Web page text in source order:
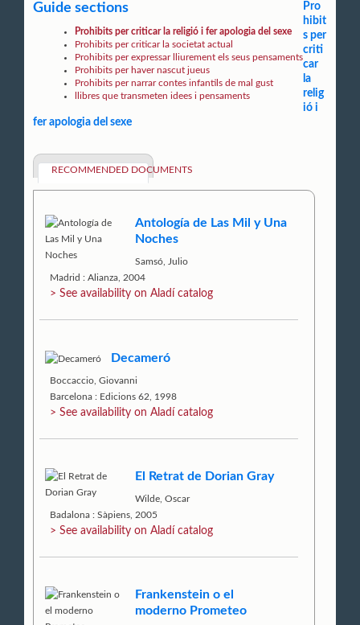
Guide sections
Prohibits per criticar la religió i fer apologia del sexe
Prohibits per criticar la societat actual
Prohibits per expressar lliurement els seus pensaments
Prohibits per haver nascut jueus
Prohibits per narrar contes infantils de mal gust
llibres que transmeten idees i pensaments
Pro
hibit
s per
criti
car
la
relig
ió i
fer apologia del sexe
RECOMMENDED DOCUMENTS
Antología de Las Mil y Una
Noches
Samsó, Julio
Madrid : Alianza, 2004
> See availability on Aladí catalog
Decameró
Boccaccio, Giovanni
Barcelona : Edicions 62, 1998
> See availability on Aladí catalog
El Retrat de Dorian Gray
Wilde, Oscar
Badalona : Sàpiens, 2005
> See availability on Aladí catalog
Frankenstein o el
moderno Prometeo